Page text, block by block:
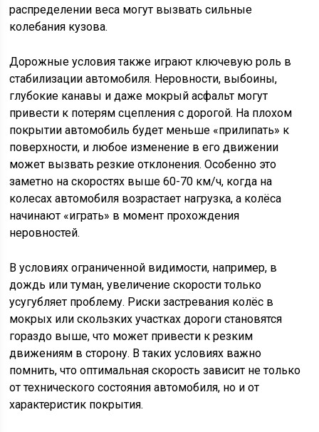
распределении веса могут вызвать сильные
колебания кузова.
Дорожные условия также играют ключевую роль в
стабилизации автомобиля. Неровности, выбоины,
глубокие канавы и даже мокрый асфальт могут
привести к потерям сцепления с дорогой. На плохом
покрытии автомобиль будет меньше «прилипать» к
поверхности, и любое изменение в его движении
может вызвать резкие отклонения. Особенно это
заметно на скоростях выше 60-70 км/ч, когда на
колесах автомобиля возрастает нагрузка, а колёса
начинают «играть» в момент прохождения
неровностей.
В условиях ограниченной видимости, например, в
дождь или туман, увеличение скорости только
усугубляет проблему. Риски застревания колёс в
мокрых или скользких участках дороги становятся
гораздо выше, что может привести к резким
движениям в сторону. В таких условиях важно
помнить, что оптимальная скорость зависит не только
от технического состояния автомобиля, но и от
характеристик покрытия.